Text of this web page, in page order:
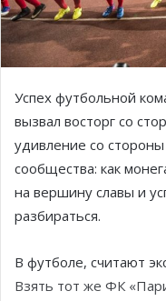
Успех футбольной
вызвал восторг со
удивление со
сообщества: как
на вершину славы и
разбираться.
В футболе, считают
Взять тот же ФК